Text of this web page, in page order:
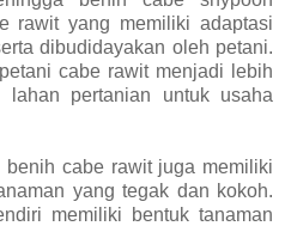
rawit yang memiliki adaptasi
dibudidayakan oleh petani.
cabe rawit menjadi lebih
lahan pertanian untuk usaha
cabe rawit juga memiliki
yang tegak dan kokoh.
memiliki bentuk tanaman